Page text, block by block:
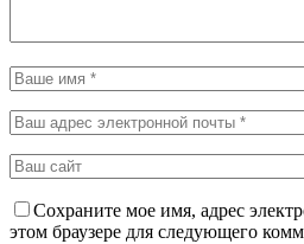
Сохраните мое имя, адрес
этом браузере для следующего